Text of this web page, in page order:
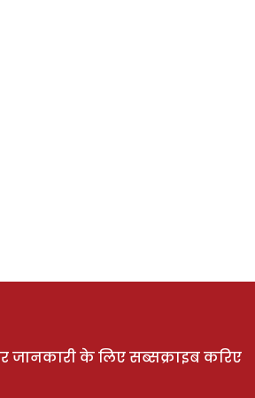
जानकारी के लिए सब्सक्राइब करिए